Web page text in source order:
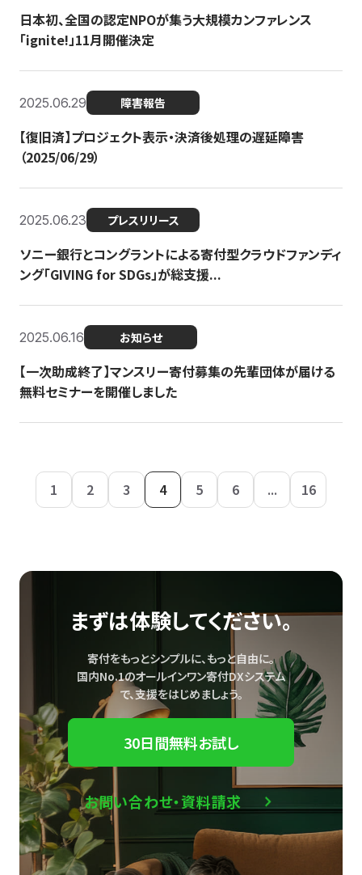
日本初、全国の認定NPOが集う大規模カンファレンス
「ignite!」11月開催決定
2025.06.29 障害報告
【復旧済】プロジェクト表示・決済後処理の遅延障害
（2025/06/29）
2025.06.23 プレスリリース
ソニー銀行とコングラントによる寄付型クラウドファンディ
ング「GIVING for SDGs」が総支援...
2025.06.16 お知らせ
【一次助成終了】マンスリー寄付募集の先輩団体が届ける
無料セミナーを開催しました
1 2 3 4 5 6 ... 16
まずは体験してください。
寄付をもっとシンプルに、もっと自由に。
国内No.1のオールインワン寄付DXシステム
で、支援をはじめましょう。
30日間無料お試し
お問い合わせ・資料請求